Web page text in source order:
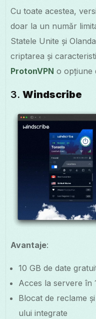
Cu toate acestea,
doar la un număr
Statele Unite și
criptarea și
ProtonVPN o opțiune
3.Windscribe
Avantaje:
10 GB de date
Acces la servere în
Blocat de reclame
ului integrate